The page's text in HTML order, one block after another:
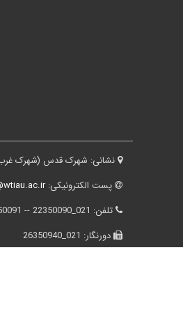
نشانی: شهرک قدس (شهرک غرب)، بلوار
پست الکترونیکی:
تلفن: 021_22350090 -- 22350091--22350092
دورنگار: 021_26350940